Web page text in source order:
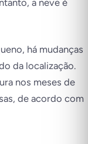
a neve é
há mudanças
da localização.
nos meses de
de acordo com